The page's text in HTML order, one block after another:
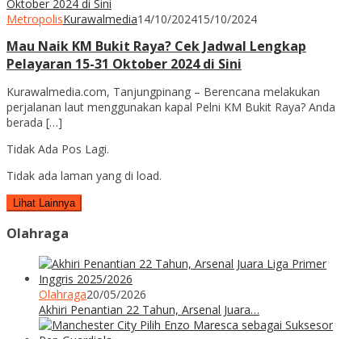
MetropolisKurawalmedia14/10/202415/10/2024
Mau Naik KM Bukit Raya? Cek Jadwal Lengkap
Pelayaran 15-31 Oktober 2024 di Sini
Kurawalmedia.com, Tanjungpinang – Berencana melakukan
perjalanan laut menggunakan kapal Pelni KM Bukit Raya? Anda
berada […]
Tidak Ada Pos Lagi.
Tidak ada laman yang di load.
Lihat Lainnya
Olahraga
Olahraga20/05/2026
Akhiri Penantian 22 Tahun, Arsenal Juara…